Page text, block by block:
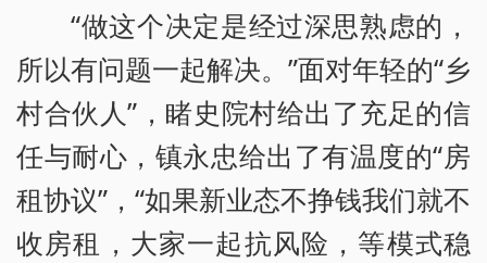
“做这个决定是经过深思熟虑的，
所以有问题一起解决。”面对年轻的“乡
村合伙人”，睹史院村给出了充足的信
任与耐心，镇永忠给出了有温度的“房
租协议”，“如果新业态不挣钱我们就不
收房租，大家一起抗风险，等模式稳